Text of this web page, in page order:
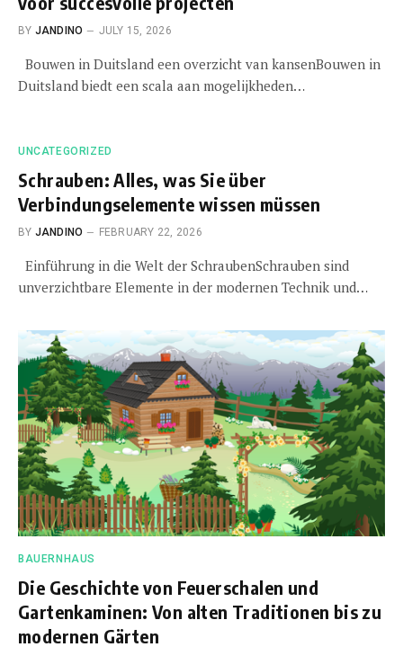
BY JANDINO JULY 15, 2026
Bouwen in Duitsland een overzicht van kansenBouwen in
Duitsland biedt een scala aan mogelijkheden…
UNCATEGORIZED
Schrauben: Alles, was Sie über
Verbindungselemente wissen müssen
BY JANDINO FEBRUARY 22, 2026
Einführung in die Welt der SchraubenSchrauben sind
unverzichtbare Elemente in der modernen Technik und…
BAUERNHAUS
Die Geschichte von Feuerschalen und
Gartenkaminen: Von alten Traditionen bis zu
modernen Gärten